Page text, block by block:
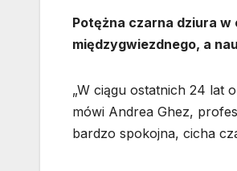
Potężna czarna dziura w
międzygwiezdnego, a
„W ciągu ostatnich 24 lat
mówi Andrea Ghez,
bardzo spokojna, cicha